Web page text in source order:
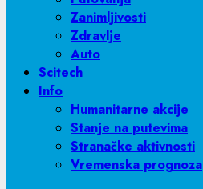
Zanimljivosti
Zdravlje
Auto
Scitech
Info
Humanitarne akcije
Stanje na putevima
Stranačke aktivnosti
Vremenska prognoza